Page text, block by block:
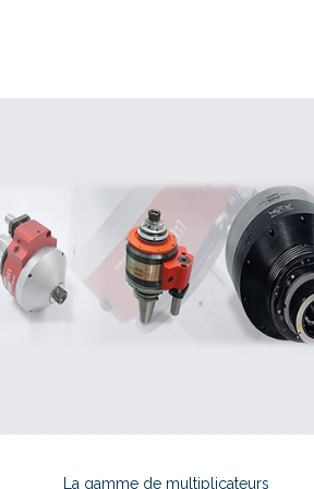
La gamme de multiplicateurs